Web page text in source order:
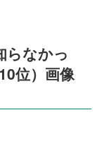
らなかっ
位）画像